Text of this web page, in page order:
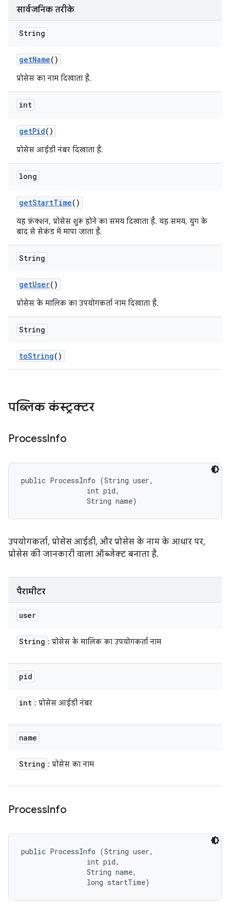
सार्वजनिक तरीके
String
getName()
प्रोसेस का नाम दिखाता है.
int
getPid()
प्रोसेस आईडी नंबर दिखाता है.
long
getStartTime()
यह फ़ंक्शन, प्रोसेस शुरू होने का समय दिखाता है. यह समय, युग के
बाद से सेकंड में मापा जाता है.
String
getUser()
प्रोसेस के मालिक का उपयोगकर्ता नाम दिखाता है.
String
toString()
पब्लिक कंस्ट्रक्टर
ProcessInfo
public ProcessInfo (String user,
                int pid,
                String name)
उपयोगकर्ता, प्रोसेस आईडी, और प्रोसेस के नाम के आधार पर,
प्रोसेस की जानकारी वाला ऑब्जेक्ट बनाता है.
पैरामीटर
user
String : प्रोसेस के मालिक का उपयोगकर्ता नाम
pid
int : प्रोसेस आईडी नंबर
name
String : प्रोसेस का नाम
ProcessInfo
public ProcessInfo (String user,
                int pid,
                String name,
                long startTime)